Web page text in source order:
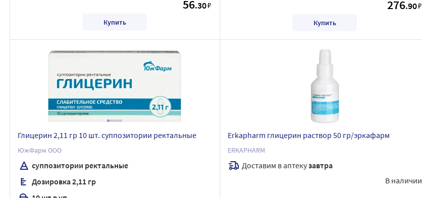
56.30₽
Купить
276.90₽
Купить
Глицерин 2,11 гр 10 шт. суппозитории ректальные
ЮжФарм ООО
суппозитории ректальные
Дозировка 2,11 гр
Erkapharm глицерин раствор 50 гр/эркафарм
ERKAPHARM
Доставим в аптекузавтра
В наличии